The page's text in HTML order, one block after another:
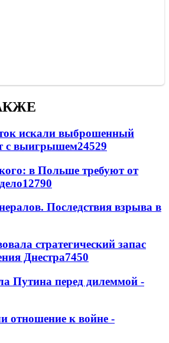
искали выброшенный
с выигрышем24529
в Польше требуют от
12790
Последствия взрыва в
стратегический запас
Днестра7450
Путина перед дилеммой -
отношение к войне -